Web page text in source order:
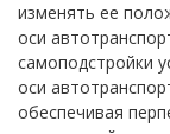
изменять ее
оси
самоподстройки
оси
обеспечивая